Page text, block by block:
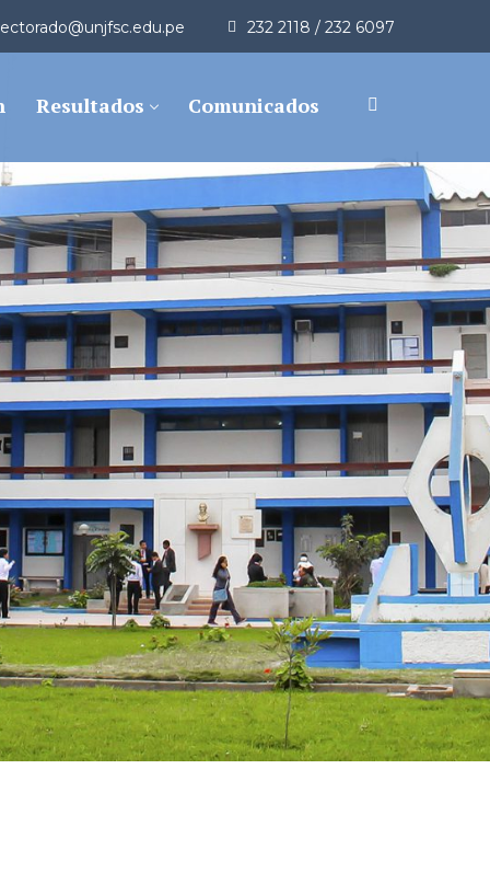
232 2118 / 232 6097
Resultados Comunicados